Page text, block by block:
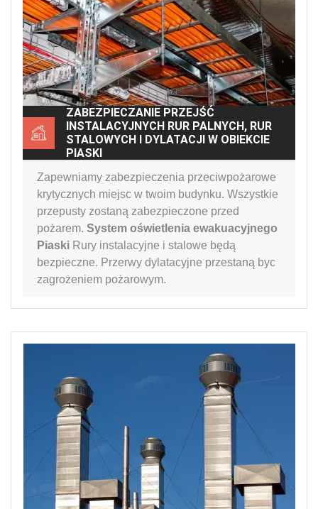
ZABEZPIECZANIE PRZEJŚĆ
INSTALACYJNYCH RUR PALNYCH, RUR
STALOWYCH I DYLATACJI W OBIEKCIE
PIASKI
Zapewniamy zabezpieczenia przeciwpożarowe
krytycznych miejsc w twoim budynku. Wszystkie
przepusty zostaną zabezpieczone przed
pożarem. System oświetlenia ewakuacyjnego
Piaski Rury instalacyjne i stalowe będą
bezpieczne. Przerwy dylatacyjne przestaną byc
zagrożeniem pożarowym.